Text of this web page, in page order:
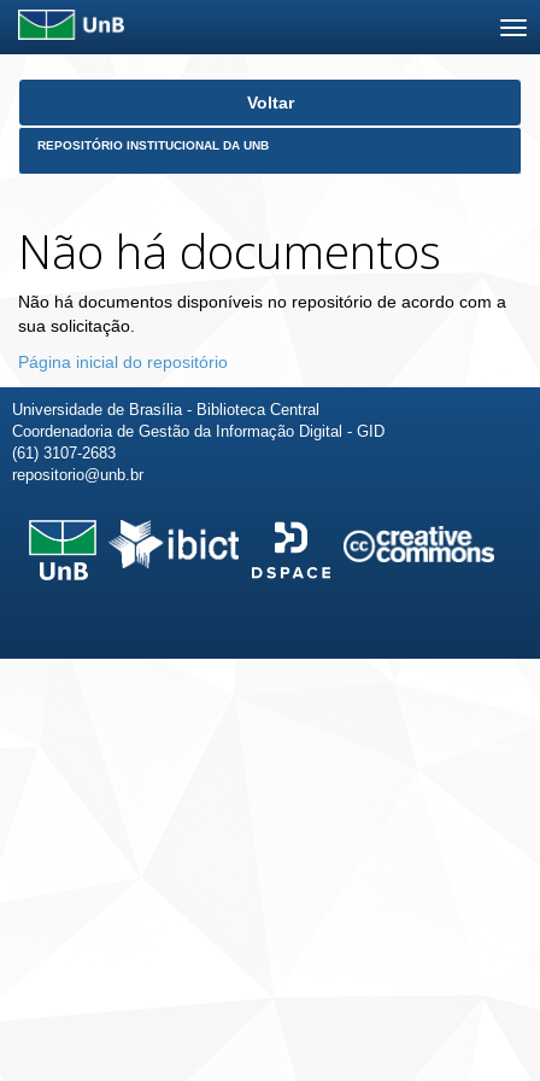
Skip
Voltar
REPOSITÓRIO INSTITUCIONAL DA UNB
Não há documentos
Não há documentos disponíveis no repositório de acordo com a
sua solicitação.
Página inicial do repositório
Universidade de Brasília - Biblioteca Central
Coordenadoria de Gestão da Informação Digital - GID
(61) 3107-2683
repositorio@unb.br